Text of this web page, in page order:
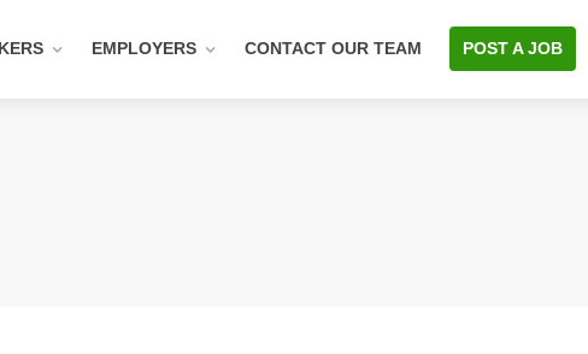
EMPLOYERS CONTACT OUR TEAM POST A JOB